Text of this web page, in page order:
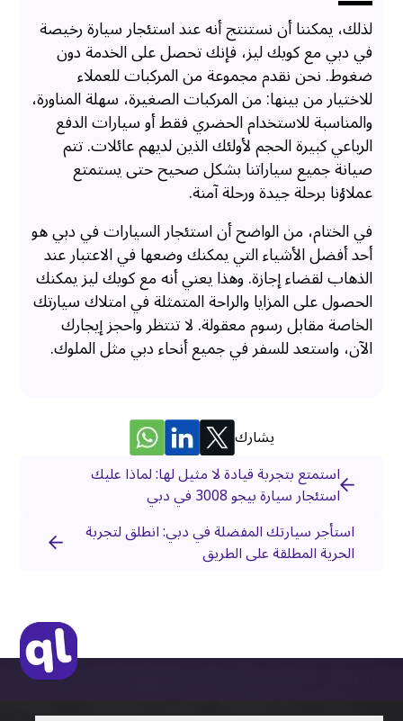
لذلك، يمكننا أن نستنتج أنه عند استئجار سيارة رخيصة
في دبي مع كويك ليز، فإنك تحصل على الخدمة دون
ضغوط. نحن نقدم مجموعة من المركبات للعملاء
للاختيار من بينها: من المركبات الصغيرة، سهلة المناورة،
والمناسبة للاستخدام الحضري فقط أو سيارات الدفع
الرباعي كبيرة الحجم لأولئك الذين لديهم عائلات. تتم
صيانة جميع سياراتنا بشكل صحيح حتى يستمتع
عملاؤنا برحلة جيدة ورحلة آمنة.
في الختام، من الواضح أن استئجار السيارات في دبي هو
أحد أفضل الأشياء التي يمكنك وضعها في الاعتبار عند
الذهاب لقضاء إجازة. وهذا يعني أنه مع كويك ليز يمكنك
الحصول على المزايا والراحة المتمثلة في امتلاك سيارتك
الخاصة مقابل رسوم معقولة. لا تنتظر واحجز إيجارك
الآن، واستعد للسفر في جميع أنحاء دبي مثل الملوك.
يشارك
استمتع بتجربة قيادة لا مثيل لها: لماذا عليك
استئجار سيارة بيجو 3008 في دبي
استأجر سيارتك المفضلة في دبي: انطلق لتجربة
الحرية المطلقة على الطريق